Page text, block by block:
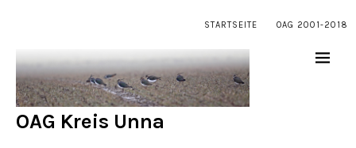
STARTSEITE OAG 2001-2018
OAG Kreis Unna